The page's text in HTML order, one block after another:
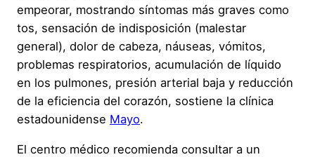
empeorar, mostrando síntomas más graves como
tos, sensación de indisposición (malestar
general), dolor de cabeza, náuseas, vómitos,
problemas respiratorios, acumulación de líquido
en los pulmones, presión arterial baja y reducción
de la eficiencia del corazón, sostiene la clínica
estadounidense Mayo.
El centro médico recomienda consultar a un